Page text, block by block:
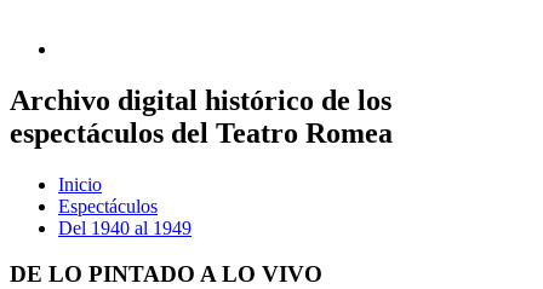
Archivo digital histórico de los
espectáculos del Teatro Romea
Inicio
Espectáculos
Del 1940 al 1949
DE LO PINTADO A LO VIVO